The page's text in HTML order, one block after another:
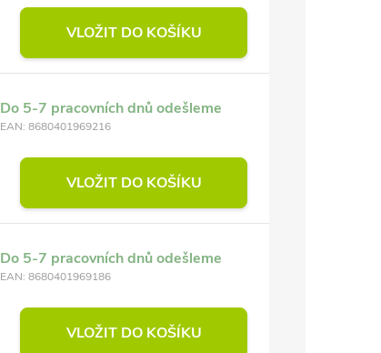
VLOŽIT DO KOŠÍKU
Do 5-7 pracovních dnů odešleme
EAN: 8680401969216
VLOŽIT DO KOŠÍKU
Do 5-7 pracovních dnů odešleme
EAN: 8680401969186
VLOŽIT DO KOŠÍKU